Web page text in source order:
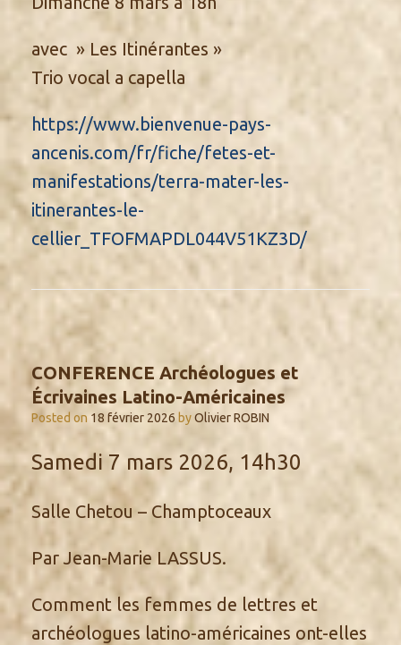
avec » Les Itinérantes »
Trio vocal a capella
https://www.bienvenue-pays-
ancenis.com/fr/fiche/fetes-et-
manifestations/terra-mater-les-
itinerantes-le-
cellier_TFOFMAPDL044V51KZ3D/
CONFERENCE Archéologues et
Écrivaines Latino-Américaines
Posted on 18 février 2026 byOlivier ROBIN
Samedi 7 mars 2026, 14h30
Salle Chetou – Champtoceaux
Par Jean-Marie LASSUS.
Comment les femmes de lettres et
archéologues latino-américaines ont-elles